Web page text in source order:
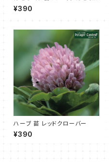
ル
¥390
ハーブ 苗 レッドクローバー
¥390